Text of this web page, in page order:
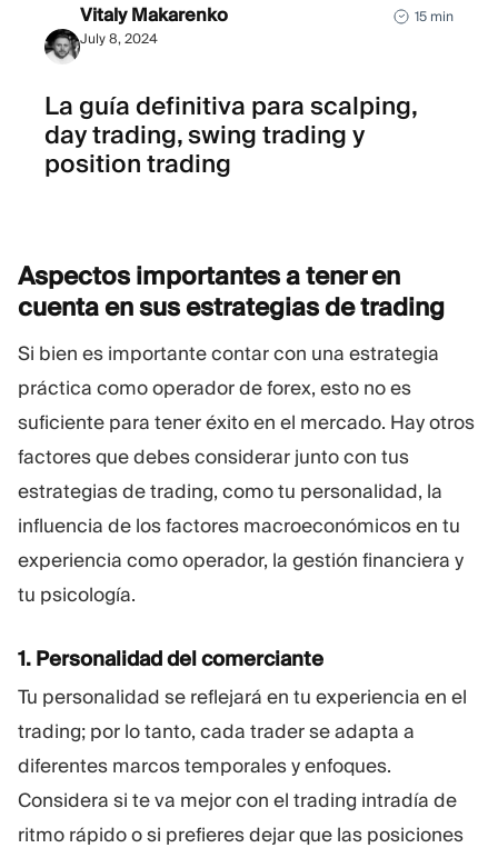
Vitaly Makarenko
July 8, 2024
15 min
La guía definitiva para scalping,
day trading, swing trading y
position trading
Aspectos importantes a tener en
cuenta en sus estrategias detrading
Si bien es importante contar con una estrategia
práctica como operador de forex, esto no es
suficiente para tener éxito en el mercado. Hay otros
factores que debes considerar junto con tus
estrategias de trading, como tu personalidad, la
influencia de los factores macroeconómicos en tu
experiencia como operador, la gestión financiera y
tu psicología.
1. Personalidad del comerciante
Tu personalidad se reflejará en tu experiencia en el
trading; por lo tanto, cada trader se adapta a
diferentes marcos temporales y enfoques.
Considera si te va mejor con el trading intradía de
ritmo rápido o si prefieres dejar que las posiciones